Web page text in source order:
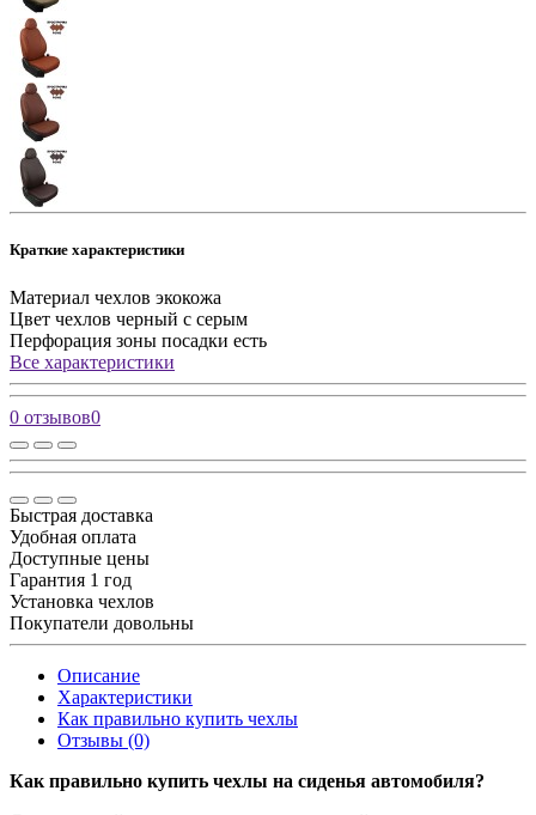
Краткие характеристики
Материал чехлов экокожа
Цвет чехлов черный с серым
Перфорация зоны посадки есть
Все характеристики
0 отзывов0
Быстрая доставка
Удобная оплата
Доступные цены
Гарантия 1 год
Установка чехлов
Покупатели довольны
Описание
Характеристики
Как правильно купить чехлы
Отзывы (0)
Как правильно купить чехлы на сиденья автомобиля?